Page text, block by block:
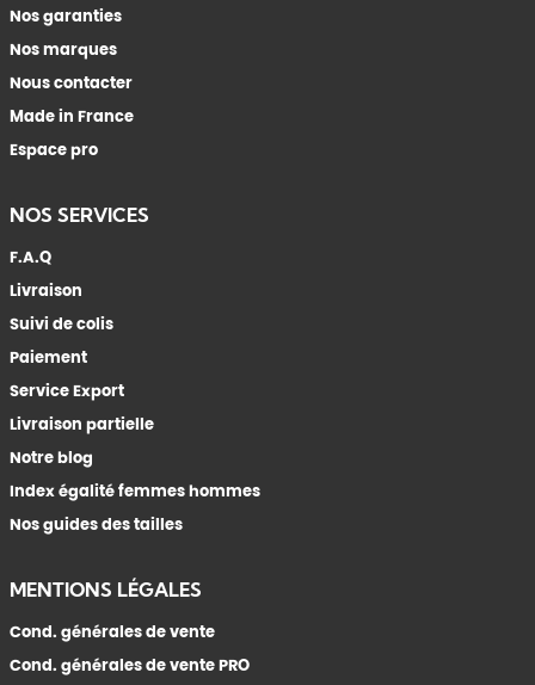
Nos garanties
Nos marques
Nous contacter
Made in France
Espace pro
NOS SERVICES
F.A.Q
Livraison
Suivi de colis
Paiement
Service Export
Livraison partielle
Notre blog
Index égalité femmes hommes
Nos guides des tailles
MENTIONS LÉGALES
Cond. générales de vente
Cond. générales de vente PRO